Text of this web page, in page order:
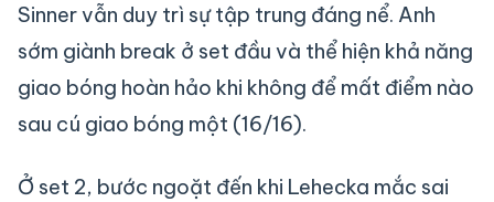
Sinner vẫn duy trì sự tập trung đáng nể. Anh
sớm giành break ở set đầu và thể hiện khả năng
giao bóng hoàn hảo khi không để mất điểm nào
sau cú giao bóng một (16/16).
Ở set 2, bước ngoặt đến khi Lehecka mắc sai